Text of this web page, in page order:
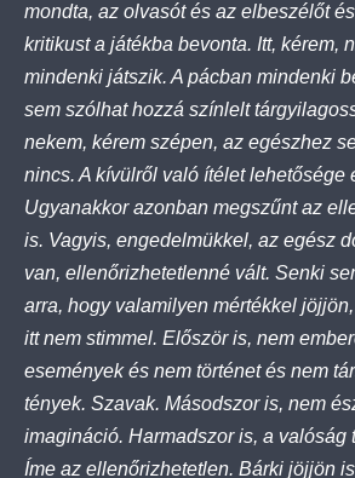
mondta, az olvasót és az elbeszélőt
kritikust a játékba bevonta. Itt, kérem,
mindenki játszik. A pácban mindenki
sem szólhat hozzá színlelt
nekem, kérem szépen, az egészhez
nincs. A kívülről való ítélet lehetősége
Ugyanakkor azonban megszűnt az
is. Vagyis, engedelmükkel, az egész
van, ellenőrizhetetlenné vált. Senki
arra, hogy valamilyen mértékkel
itt nem stimmel. Először is, nem
események és nem történet és nem
tények. Szavak. Másodszor is, nem
imagináció. Harmadszor is, a valóság
Íme az ellenőrizhetetlen. Bárki jöjjön